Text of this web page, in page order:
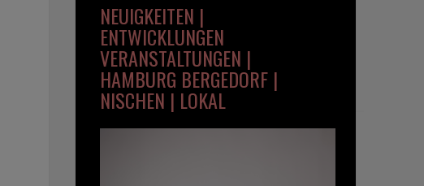
NEUIGKEITEN |
ENTWICKLUNGEN
VERANSTALTUNGEN |
HAMBURG BERGEDORF |
NISCHEN | LOKAL